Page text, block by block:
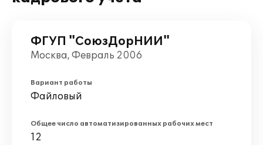
ФГУП "СоюзДорНИИ"
Москва, Февраль 2006
Вариант работы
Файловый
Общее число автоматизированных рабочих мест
12